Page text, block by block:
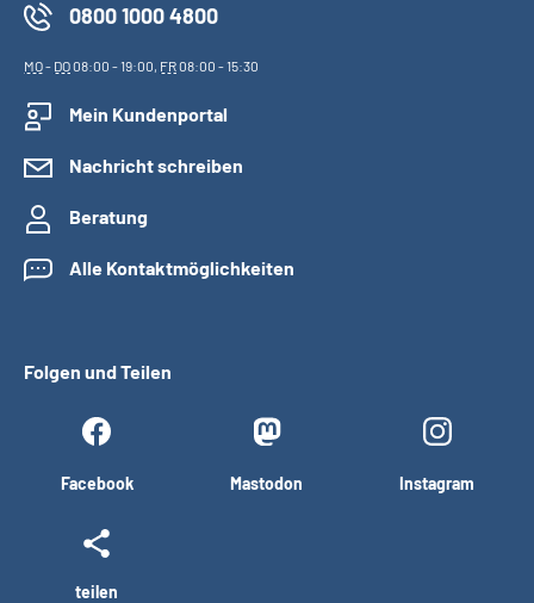
0800 1000 4800
MO- DO08:00 - 19:00, FR08:00 - 15:30
Mein Kundenportal
Nachricht schreiben
Beratung
Alle Kontaktmöglichkeiten
Folgen und Teilen
Facebook Mastodon Instagram
teilen